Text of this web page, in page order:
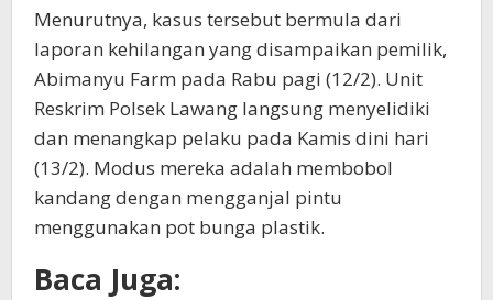
Menurutnya, kasus tersebut bermula dari
laporan kehilangan yang disampaikan pemilik,
Abimanyu Farm pada Rabu pagi (12/2). Unit
Reskrim Polsek Lawang langsung menyelidiki
dan menangkap pelaku pada Kamis dini hari
(13/2). Modus mereka adalah membobol
kandang dengan mengganjal pintu
menggunakan pot bunga plastik.
Baca Juga: